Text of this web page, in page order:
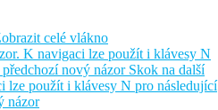
celé vlákno
K navigaci lze použít i klávesy N
nový názor Skok na další
lze použít i klávesy N pro následující
názor